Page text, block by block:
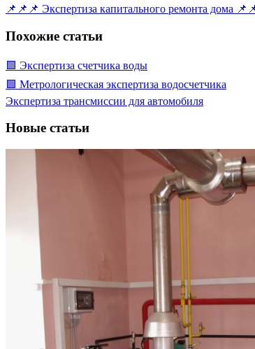
📌📌📌 Экспертиза капитального ремонта дома
Похожие статьи
🟩 Экспертиза счетчика воды
🟩 Метрологическая экспертиза водосчетчика
Экспертиза трансмиссии для автомобиля
Новые статьи